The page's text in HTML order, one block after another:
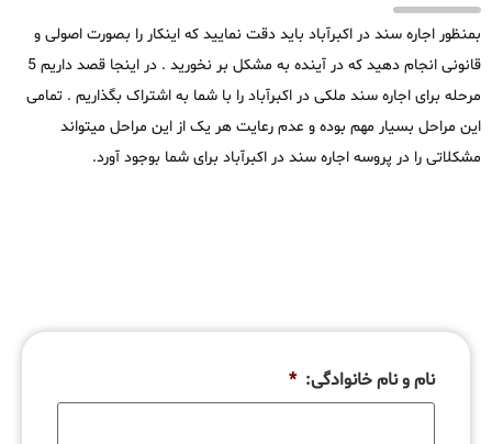
بمنظور اجاره سند در اکبرآباد باید دقت نمایید که اینکار را بصورت اصولی و
قانونی انجام دهید که در آینده به مشکل بر نخورید . در اینجا قصد داریم 5
مرحله برای اجاره سند ملکی در اکبرآباد را با شما به اشتراک بگذاریم . تمامی
این مراحل بسیار مهم بوده و عدم رعایت هر یک از این مراحل میتواند
مشکلاتی را در پروسه اجاره سند در اکبرآباد برای شما بوجود آورد.
نام و نام خانوادگی: *